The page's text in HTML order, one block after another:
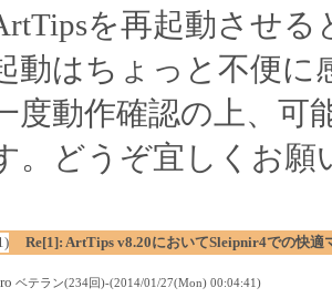
を再起動させ
動はちょっと不便に
度動作確認の上、可
。どうぞ宜しくお願
Re[1]: ArtTips v8.20においてSleipnir4での快
ベテラン(234回)-(2014/01/27(Mon) 00:04:41)